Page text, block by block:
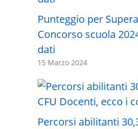
Punteggio per
Concorso scuola
dati
15 Marzo 2024
Percorsi abilitanti